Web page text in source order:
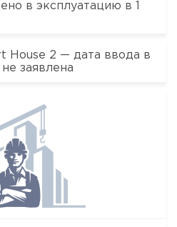
в эксплуатацию в 1
House 2 — дата ввода в
заявлена